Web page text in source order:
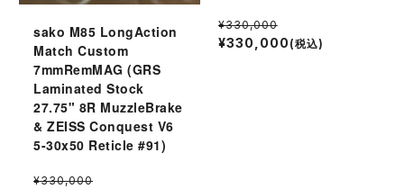
sako M85 LongAction
Match Custom
7mmRemMAG (GRS
Laminated Stock
27.75" 8R MuzzleBrake
& ZEISS Conquest V6
5-30x50 Reticle #91)
¥330,000
¥330,000
¥330,000 (税込)